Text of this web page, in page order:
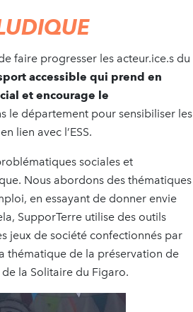
faire progresser les acteur.ice.s du
accessible qui prend en
et encourage le
le département pour sensibiliser les
lien avec l’ESS.
sociales et
Nous abordons des thématiques
en essayant de donner envie
SupporTerre utilise des outils
jeux de société confectionnés par
thématique de la préservation de
la Solitaire du Figaro.